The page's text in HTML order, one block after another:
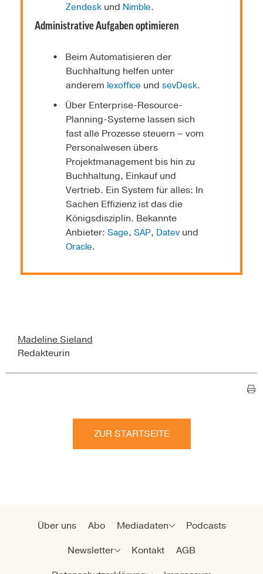
Zendesk und Nimble.
Administrative Aufgaben optimieren
Beim Automatisieren der
Buchhaltung helfen unter
anderem lexoffice und sevDesk.
Über Enterprise-Resource-
Planning-Systeme lassen sich
fast alle Prozesse steuern – vom
Personalwesen übers
Projektmanagement bis hin zu
Buchhaltung, Einkauf und
Vertrieb. Ein System für alles: In
Sachen Effizienz ist das die
Königsdisziplin. Bekannte
Anbieter: Sage, SAP, Datev und
Oracle.
Madeline Sieland
Redakteurin
ZUR STARTSEITE
Über uns Abo Mediadaten
Podcasts
Newsletter
Kontakt
AGB